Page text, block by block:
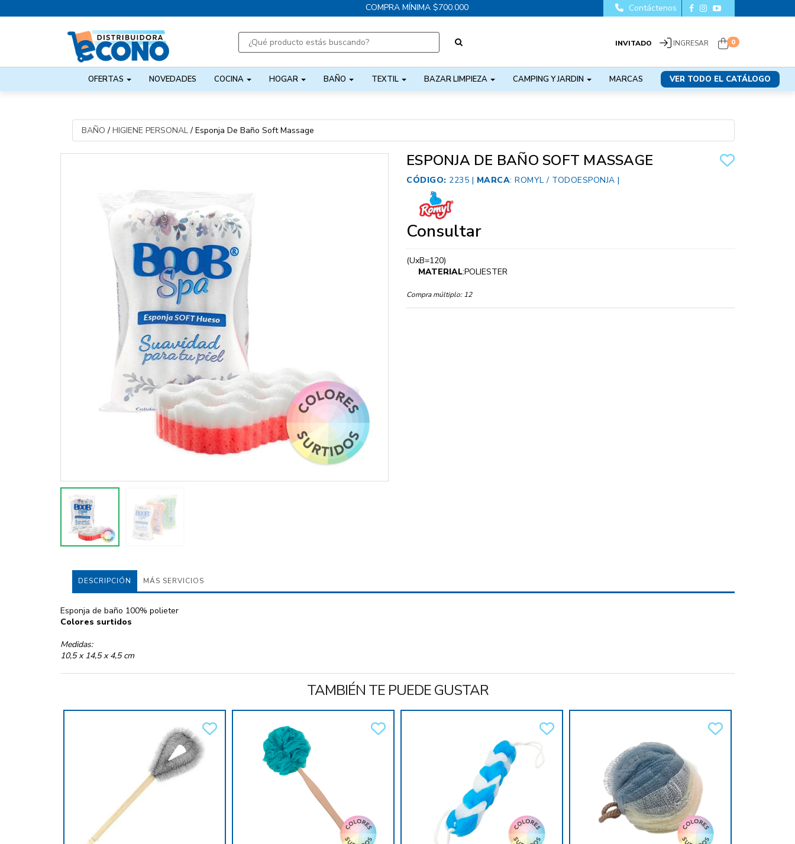
COMPRA MÍNIMA $700.000
INVITADO INGRESAR 0
OFERTAS NOVEDADES COCINA HOGAR BAÑO TEXTIL BAZAR LIMPIEZA CAMPING Y JARDIN MARCAS VER TODO EL CATÁLOGO
Contáctenos
BAÑO / HIGIENE PERSONAL / Esponja De Baño Soft Massage
ESPONJA DE BAÑO SOFT MASSAGE
CÓDIGO: 2235 | MARCA: ROMYL / TODOESPONJA |
Consultar
(UxB=120)
MATERIAL:POLIESTER
Compra múltiplo:12
DESCRIPCIÓN MÁS SERVICIOS
Esponja de baño 100% polieter
Colores surtidos
Medidas:
10,5 x 14,5 x 4,5 cm
TAMBIÉN TE PUEDE GUSTAR